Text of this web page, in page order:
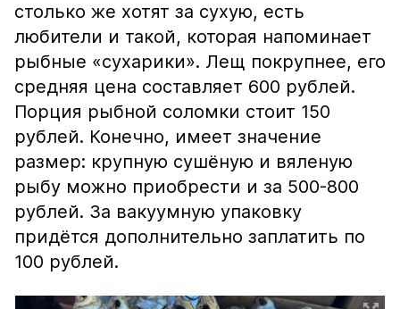
столько же хотят за сухую, есть
любители и такой, которая напоминает
рыбные «сухарики». Лещ покрупнее, его
средняя цена составляет 600 рублей.
Порция рыбной соломки стоит 150
рублей. Конечно, имеет значение
размер: крупную сушёную и вяленую
рыбу можно приобрести и за 500-800
рублей. За вакуумную упаковку
придётся дополнительно заплатить по
100 рублей.